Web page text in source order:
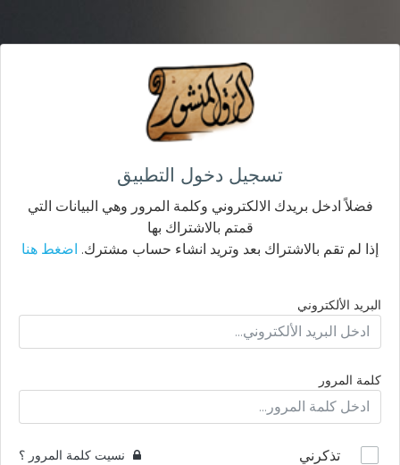
تسجيل دخول التطبيق
فضلاً ادخل بريدك الالكتروني وكلمة المرور وهي البيانات التي
قمتم بالاشتراك بها
إذا لم تقم بالاشتراك بعد وتريد انشاء حساب مشترك. اضغط هنا
البريد الألكتروني
كلمة المرور
تذكرني نسيت كلمة المرور ؟